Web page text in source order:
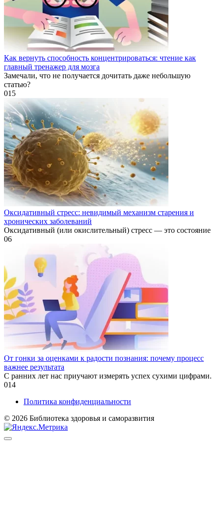
Как вернуть способность концентрироваться: чтение как
главный тренажер для мозга
Замечали, что не получается дочитать даже небольшую
статью?
015
Оксидативный стресс: невидимый механизм старения и
хронических заболеваний
Оксидативный (или окислительный) стресс — это состояние
06
От гонки за оценками к радости познания: почему процесс
важнее результата
С ранних лет нас приучают измерять успех сухими цифрами.
014
Политика конфиденциальности
© 2026 Библиотека здоровья и саморазвития